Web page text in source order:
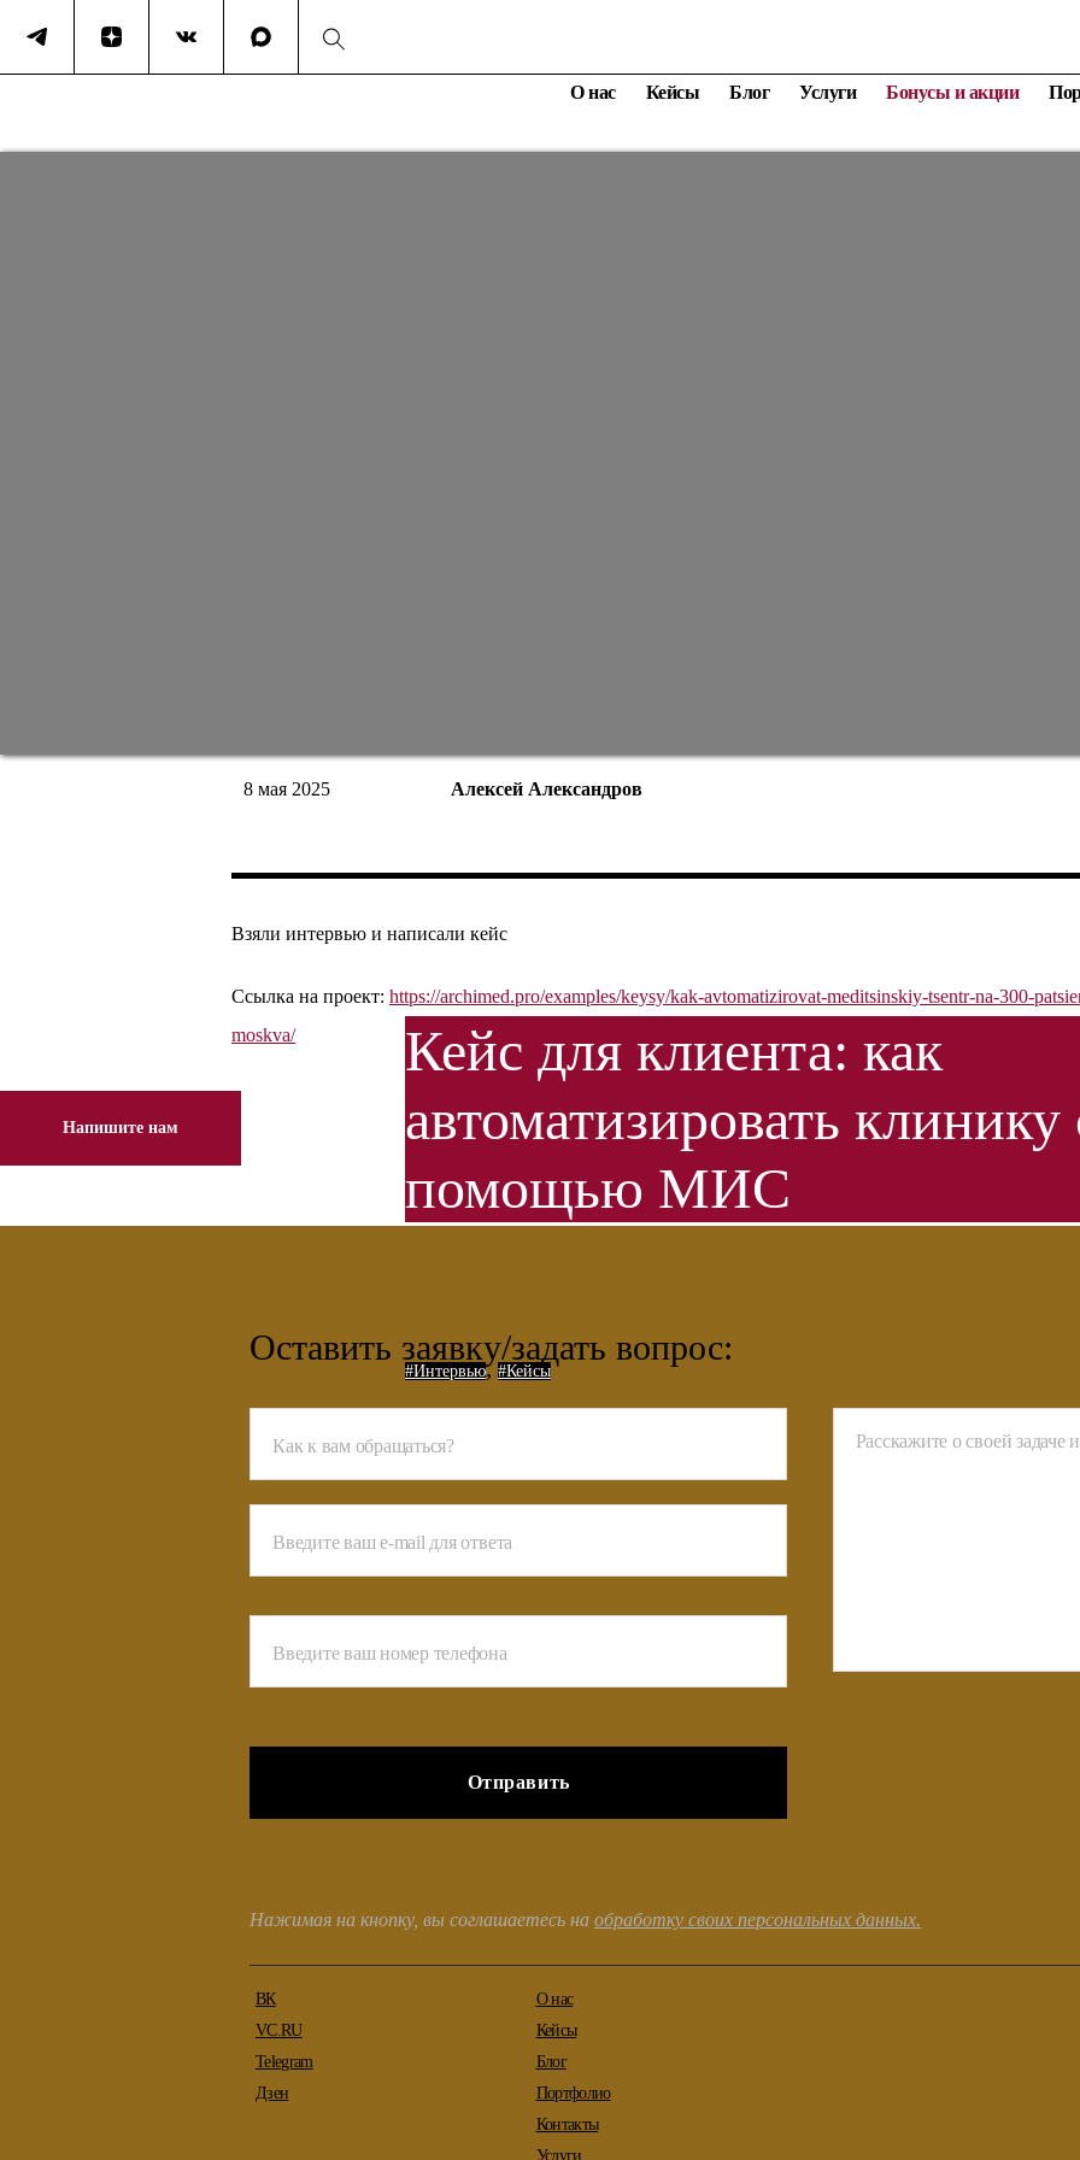
О нас Кейсы Блог Услуги Бонусы и акции
8 мая 2025 Алексей Александров
Кейс для клиента: как
автоматизировать клинику
помощью МИС
#Интервью, #Кейсы
Взяли интервью и написали кейс
Ссылка на проект: https://archimed.pro/examples/keysy/kak-avtomatizirovat-meditsinskiy-tsentr-na-300-
moskva/
Напишите нам
Оставить заявку/задать вопрос:
Нажимая на кнопку, вы соглашаетесь на обработку своих персональных данных.
ВК
VC.RU
Telegram
Дзен
О нас
Кейсы
Блог
Портфолио
Контакты
Услуги